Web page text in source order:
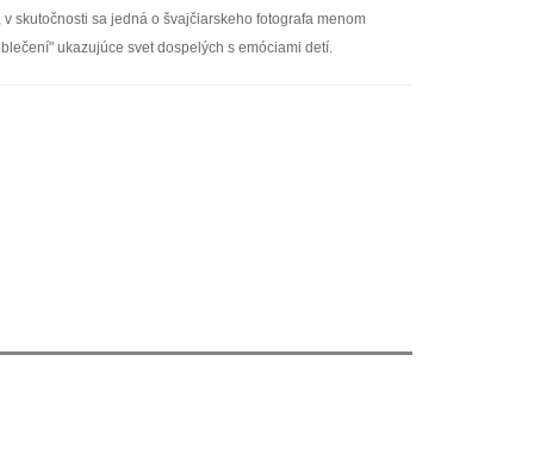
skutočnosti sa jedná o švajčiarskeho fotografa menom
ukazujúce svet dospelých s emóciami detí.